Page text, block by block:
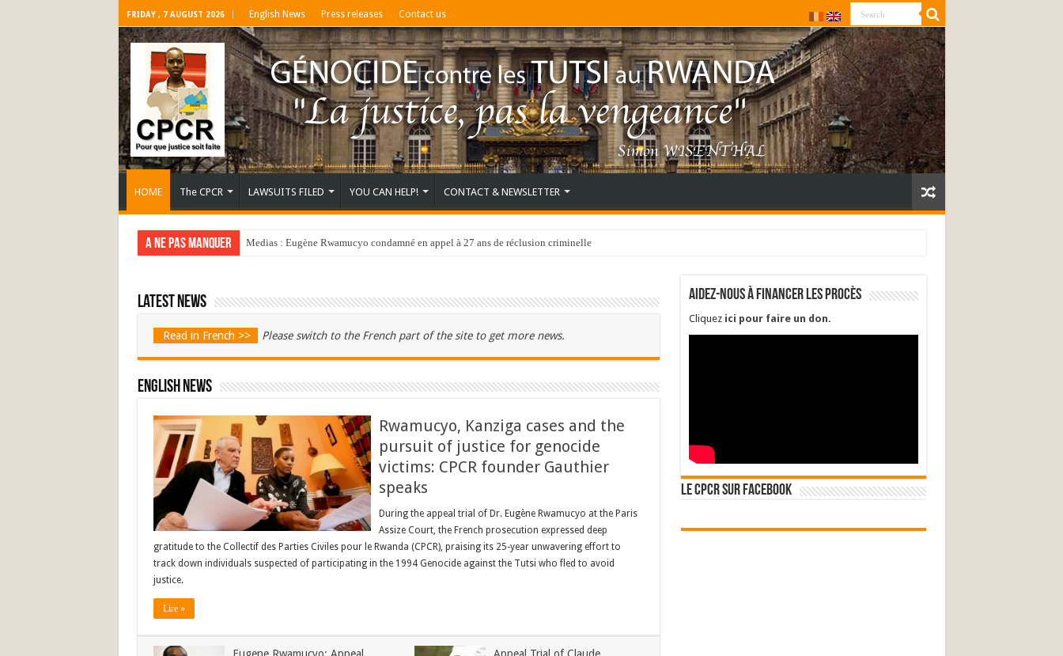
FRIDAY , 7 AUGUST 2026 English News Press releases Contact us
HOME The CPCR LAWSUITS FILED YOU CAN HELP! CONTACT & NEWSLETTER
A ne pas manquer Medias : Eugène Rwamucyo condamné en appel à 27 ans de réclusion criminelle
Latest news
Read in French >> Please switch to the French part of the site to get more news.
English News
Rwamucyo, Kanziga cases and the
pursuit of justice for genocide
victims: CPCR founder Gauthier
speaks
During the appeal trial of Dr. Eugène Rwamucyo at the Paris
Assize Court, the French prosecution expressed deep
gratitude to the Collectif des Parties Civiles pour le Rwanda (CPCR), praising its 25-year unwavering effort to
track down individuals suspected of participating in the 1994 Genocide against the Tutsi who fled to avoid
justice.
Lire »
Aidez-nous à financer les procès
Cliquez ici pour faire un don.
Le CPCR sur Facebook